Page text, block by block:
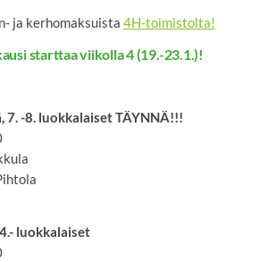
ja kerhomaksuista 4H-toimistolta!
starttaa viikolla 4 (19.-23.1.)!
7. -8. luokkalaiset TÄYNNÄ!!!
luokkalaiset